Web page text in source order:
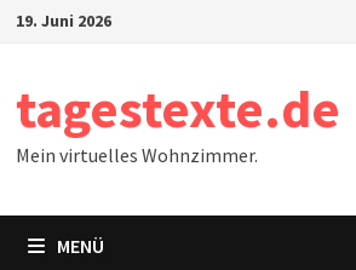
Zum19. Juni 2026
tagestexte.de
Mein virtuelles Wohnzimmer.
MENÜ